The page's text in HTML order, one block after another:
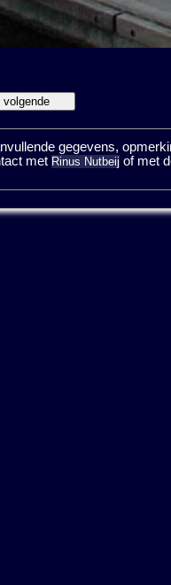
gegevens,
met Rinus Nutbeij of met